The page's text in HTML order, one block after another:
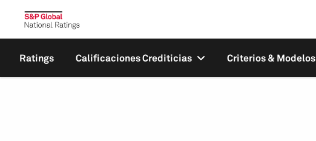
Ratings Calificaciones Crediticias Criterios & Modelos